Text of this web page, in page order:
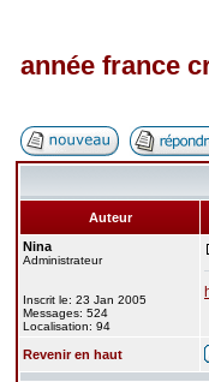
année france
Auteur
Nina
Administrateur
Inscrit le: 23 Jan 2005
Messages: 524
Localisation: 94
Revenir en haut